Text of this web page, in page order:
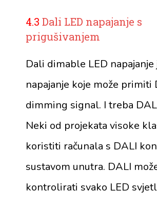
4.3 Dali LED napajanje s
prigušivanjem
Dali dimable LED napajanje
napajanje koje može primiti
dimming signal. I treba
Neki od projekata visoke
koristiti računala s DALI
sustavom unutra. DALI
kontrolirati svako LED